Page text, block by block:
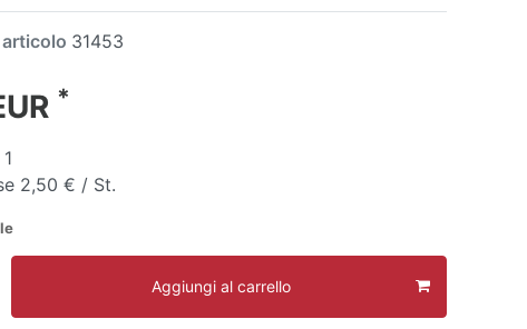
31453
*
1
2,50 € / St.
Aggiungi al carrello